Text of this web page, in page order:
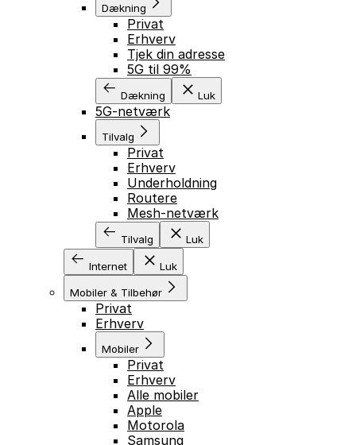
Dækning
Privat
Erhverv
Tjek din adresse
5G til 99%
Dækning Luk
5G-netværk
Tilvalg
Privat
Erhverv
Underholdning
Routere
Mesh-netværk
Tilvalg Luk
Internet Luk
Mobiler & Tilbehør
Privat
Erhverv
Mobiler
Privat
Erhverv
Alle mobiler
Apple
Motorola
Samsung